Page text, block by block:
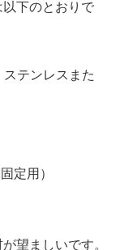
下のとおりで
テンレスまた
定用）
望ましいです。